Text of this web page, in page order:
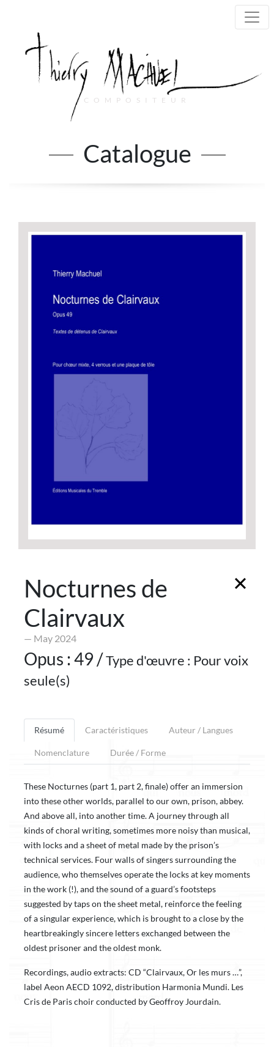
COMPOSITEUR
Main Navigation
Catalogue
Nocturnes de
Clairvaux
— May 2024
Opus : 49 /Type d'œuvre : Pour voix
seule(s)
Résumé Caractéristiques Auteur / Langues
Nomenclature Durée / Forme
These Nocturnes (part 1, part 2, finale) offer an immersion
into these other worlds, parallel to our own, prison, abbey.
And above all, into another time. A journey through all
kinds of choral writing, sometimes more noisy than musical,
with locks and a sheet of metal made by the prison’s
technical services. Four walls of singers surrounding the
audience, who themselves operate the locks at key moments
in the work (!), and the sound of a guard’s footsteps
suggested by taps on the sheet metal, reinforce the feeling
of a singular experience, which is brought to a close by the
heartbreakingly sincere letters exchanged between the
oldest prisoner and the oldest monk.
Recordings, audio extracts: CD “Clairvaux, Or les murs …”,
label Aeon AECD 1092, distribution Harmonia Mundi. Les
Cris de Paris choir conducted by Geoffroy Jourdain.